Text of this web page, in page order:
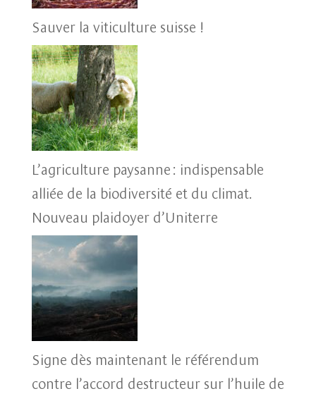
Sauver la viticulture suisse !
L’agriculture paysanne : indispensable
alliée de la biodiversité et du climat.
Nouveau plaidoyer d’Uniterre
Signe dès maintenant le référendum
contre l’accord destructeur sur l’huile de